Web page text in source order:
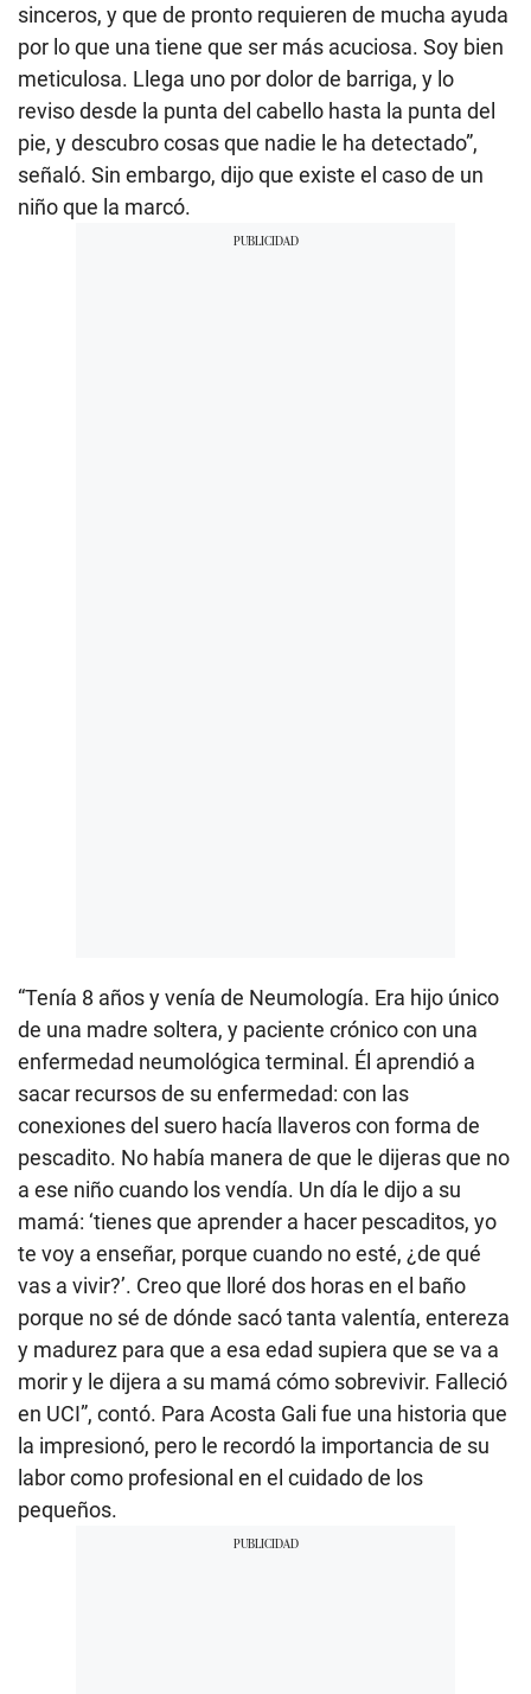
sinceros, y que de pronto requieren de mucha ayuda
por lo que una tiene que ser más acuciosa. Soy bien
meticulosa. Llega uno por dolor de barriga, y lo
reviso desde la punta del cabello hasta la punta del
pie, y descubro cosas que nadie le ha detectado”,
señaló. Sin embargo, dijo que existe el caso de un
niño que la marcó.
“Tenía 8 años y venía de Neumología. Era hijo único
de una madre soltera, y paciente crónico con una
enfermedad neumológica terminal. Él aprendió a
sacar recursos de su enfermedad: con las
conexiones del suero hacía llaveros con forma de
pescadito. No había manera de que le dijeras que no
a ese niño cuando los vendía. Un día le dijo a su
mamá: ‘tienes que aprender a hacer pescaditos, yo
te voy a enseñar, porque cuando no esté, ¿de qué
vas a vivir?’. Creo que lloré dos horas en el baño
porque no sé de dónde sacó tanta valentía, entereza
y madurez para que a esa edad supiera que se va a
morir y le dijera a su mamá cómo sobrevivir. Falleció
en UCI”, contó. Para Acosta Gali fue una historia que
la impresionó, pero le recordó la importancia de su
labor como profesional en el cuidado de los
pequeños.